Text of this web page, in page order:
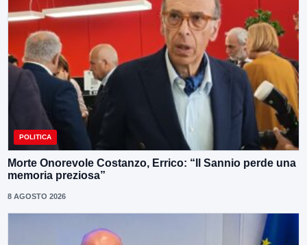
POLITICA
Morte Onorevole Costanzo, Errico: “Il Sannio perde una
memoria preziosa”
8 AGOSTO 2026